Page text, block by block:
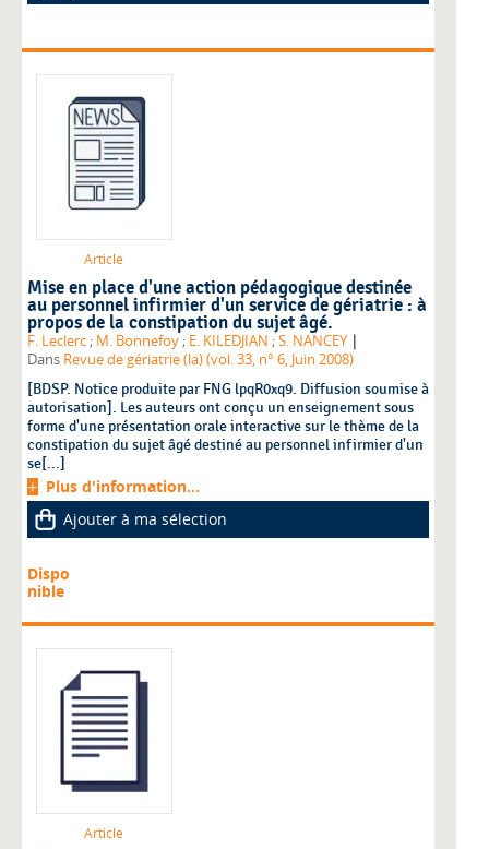
Article
Mise en place d'une action pédagogique destinée
au personnel infirmier d'un service de gériatrie : à
propos de la constipation du sujet âgé.
F. Leclerc ; M. Bonnefoy ; E. KILEDJIAN ;S. NANCEY |
Dans Revue de gériatrie (la) (vol. 33, n° 6, Juin 2008)
[BDSP. Notice produite par FNG lpqR0xq9. Diffusion soumise à
autorisation]. Les auteurs ont conçu un enseignement sous
forme d'une présentation orale interactive sur le thème de la
constipation du sujet âgé destiné au personnel infirmier d'un
se[...]
Plus d'information...
Ajouter à ma sélection
Dispo
nible
Article